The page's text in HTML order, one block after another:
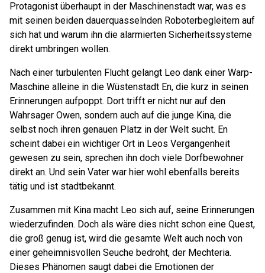
Protagonist überhaupt in der Maschinenstadt war, was es
mit seinen beiden dauerquasselnden Roboterbegleitern auf
sich hat und warum ihn die alarmierten Sicherheitssysteme
direkt umbringen wollen.
Nach einer turbulenten Flucht gelangt Leo dank einer Warp-
Maschine alleine in die Wüstenstadt En, die kurz in seinen
Erinnerungen aufpoppt. Dort trifft er nicht nur auf den
Wahrsager Owen, sondern auch auf die junge Kina, die
selbst noch ihren genauen Platz in der Welt sucht. En
scheint dabei ein wichtiger Ort in Leos Vergangenheit
gewesen zu sein, sprechen ihn doch viele Dorfbewohner
direkt an. Und sein Vater war hier wohl ebenfalls bereits
tätig und ist stadtbekannt.
Zusammen mit Kina macht Leo sich auf, seine Erinnerungen
wiederzufinden. Doch als wäre dies nicht schon eine Quest,
die groß genug ist, wird die gesamte Welt auch noch von
einer geheimnisvollen Seuche bedroht, der Mechteria.
Dieses Phänomen saugt dabei die Emotionen der